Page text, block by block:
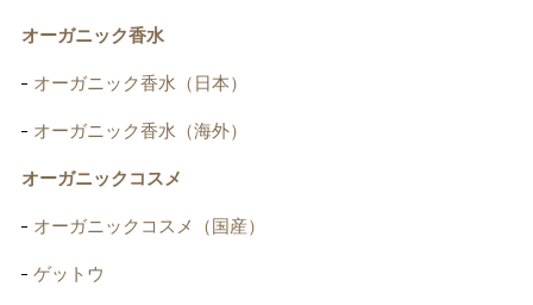
オーガニック香水
オーガニック香水（日本）
オーガニック香水（海外）
オーガニックコスメ
オーガニックコスメ（国産）
ゲットウ